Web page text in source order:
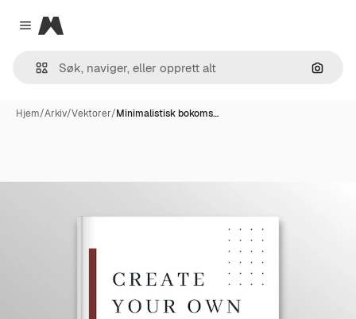
Close menu
Magnific
Søk
Hjem/Arkiv/Vektorer/Minimalistisk bokoms…